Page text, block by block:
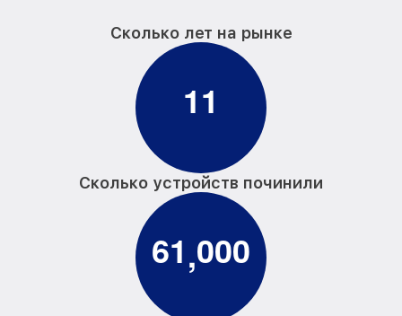
Сколько лет на рынке
11
Сколько устройств починили
61,000